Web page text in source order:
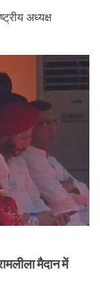
अध्यक्ष
मैदान में